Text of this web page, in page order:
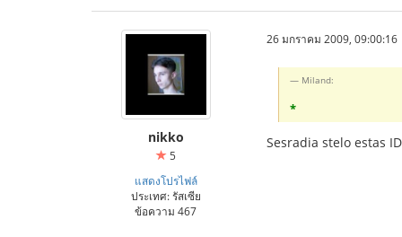
nikko
5
แสดงโปรไฟล์
ประเทศ: รัสเซีย
ข้อความ 467
26 มกราคม 2009, 09:00:16
Miland:
*
Sesradia stelo estas